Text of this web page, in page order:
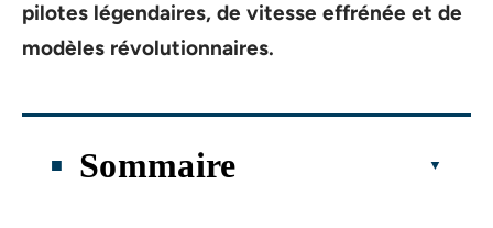
pilotes légendaires, de vitesse effrénée et de
modèles révolutionnaires.
Sommaire